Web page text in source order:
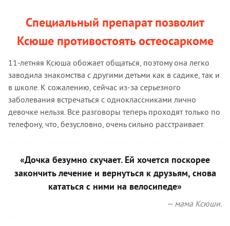
Специальный препарат позволит
Ксюше противостоять остеосаркоме
11-летняя Ксюша обожает общаться, поэтому она легко
заводила знакомства с другими детьми как в садике, так и
в школе. К сожалению, сейчас из-за серьезного
заболевания встречаться с одноклассниками лично
девочке нельзя. Все разговоры теперь проходят только по
телефону, что, безусловно, очень сильно расстраивает.
«Дочка безумно скучает. Ей хочется поскорее
закончить лечение и вернуться к друзьям, снова
кататься с ними на велосипеде»
— мама Ксюши.